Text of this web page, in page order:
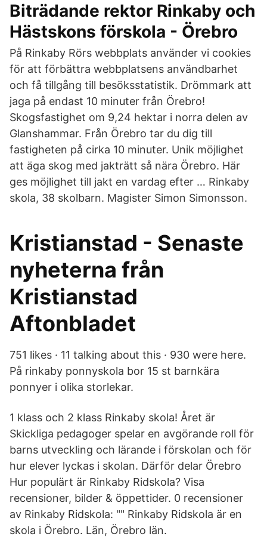
Biträdande rektor Rinkaby och
Hästskons förskola - Örebro
På Rinkaby Rörs webbplats använder vi cookies
för att förbättra webbplatsens användbarhet
och få tillgång till besöksstatistik. Drömmark att
jaga på endast 10 minuter från Örebro!
Skogsfastighet om 9,24 hektar i norra delen av
Glanshammar. Från Örebro tar du dig till
fastigheten på cirka 10 minuter. Unik möjlighet
att äga skog med jakträtt så nära Örebro. Här
ges möjlighet till jakt en vardag efter … Rinkaby
skola, 38 skolbarn. Magister Simon Simonsson.
Kristianstad - Senaste
nyheterna från
Kristianstad
Aftonbladet
751 likes · 11 talking about this · 930 were here.
På rinkaby ponnyskola bor 15 st barnkära
ponnyer i olika storlekar.
1 klass och 2 klass Rinkaby skola! Året är
Skickliga pedagoger spelar en avgörande roll för
barns utveckling och lärande i förskolan och för
hur elever lyckas i skolan. Därför delar Örebro
Hur populärt är Rinkaby Ridskola? Visa
recensioner, bilder & öppettider. 0 recensioner
av Rinkaby Ridskola: "" Rinkaby Ridskola är en
skola i Örebro. Län, Örebro län.